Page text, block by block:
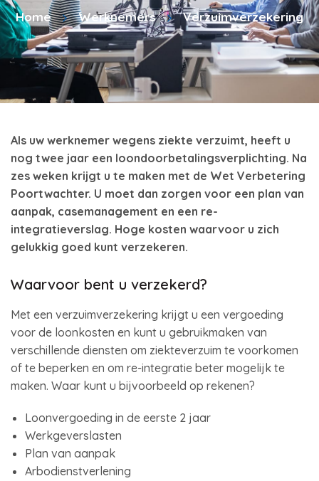
Home Werknemers Verzuimverzekering
Als uw werknemer wegens ziekte verzuimt, heeft u
nog twee jaar een loondoorbetalingsverplichting. Na
zes weken krijgt u te maken met de Wet Verbetering
Poortwachter. U moet dan zorgen voor een plan van
aanpak, casemanagement en een re-
integratieverslag. Hoge kosten waarvoor u zich
gelukkig goed kunt verzekeren.
Waarvoor bent u verzekerd?
Met een verzuimverzekering krijgt u een vergoeding
voor de loonkosten en kunt u gebruikmaken van
verschillende diensten om ziekteverzuim te voorkomen
of te beperken en om re-integratie beter mogelijk te
maken. Waar kunt u bijvoorbeeld op rekenen?
Loonvergoeding in de eerste 2 jaar
Werkgeverslasten
Plan van aanpak
Arbodienstverlening